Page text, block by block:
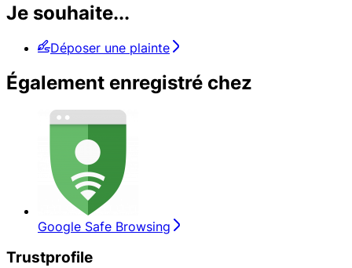
Je souhaite...
Déposer une plainte
Également enregistré chez
Google Safe Browsing
Trustprofile